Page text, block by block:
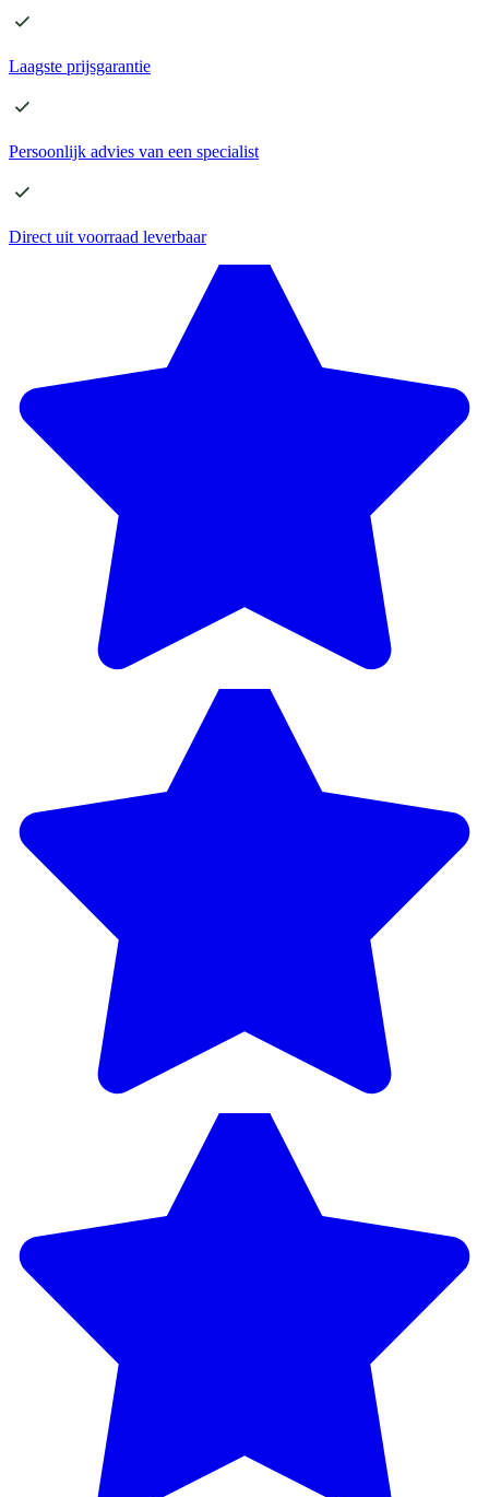
Laagste prijsgarantie
Persoonlijk advies van een specialist
Direct uit voorraad leverbaar